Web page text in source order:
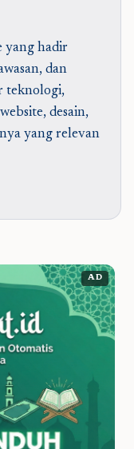
yang hadir
dan
teknologi,
desain,
yang relevan
AD